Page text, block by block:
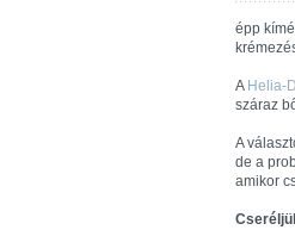
épp
A Helia-
száraz
A
de a
amikor